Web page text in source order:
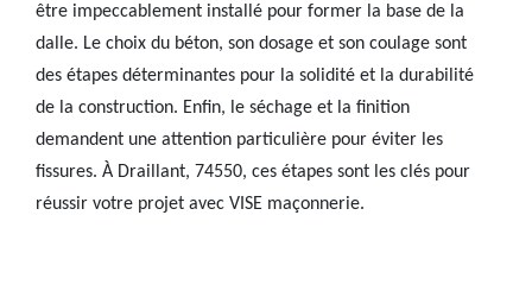
être impeccablement installé pour former la base de la
dalle. Le choix du béton, son dosage et son coulage sont
des étapes déterminantes pour la solidité et la durabilité
de la construction. Enfin, le séchage et la finition
demandent une attention particulière pour éviter les
fissures. À Draillant, 74550, ces étapes sont les clés pour
réussir votre projet avec VISE maçonnerie.